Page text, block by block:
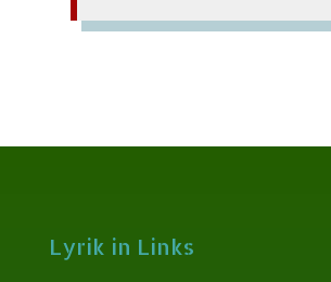
Lyrik in Links